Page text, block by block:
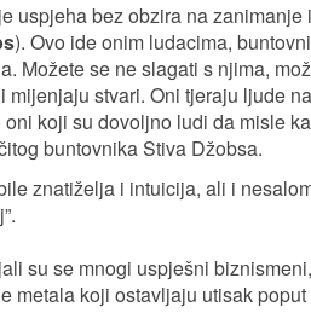
uspjeha bez obzira na
). Ovo ide onim ludacima,
Možete se ne slagati s njima,
stvari. Oni tjeraju ljude
koji su dovoljno ludi da misle
buntovnika Stiva Džobsa.
znatiželja i intuicija, ali i
su se mnogi uspješni
metala koji ostavljaju utisak